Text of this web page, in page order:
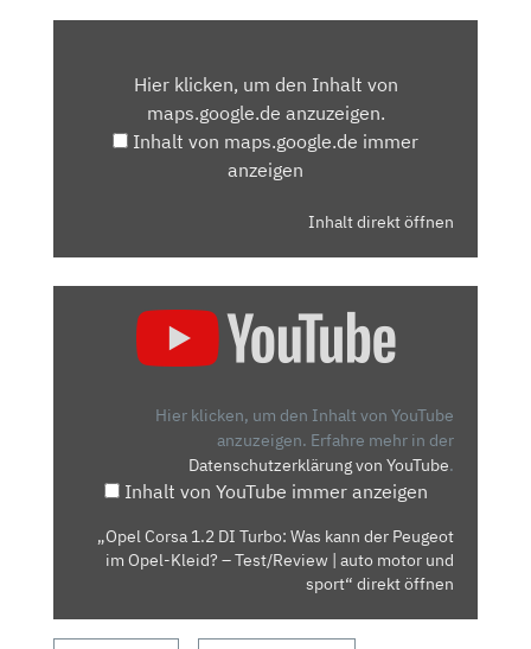
MAPS.GOOGLE.DEHier klicken, um den Inhalt von
maps.google.de anzuzeigen.
Inhalt von maps.google.de immer
anzeigen
Inhalt direkt öffnen
PEUGEOT
–
Hier klicken, um den Inhalt von YouTube
anzuzeigen. Erfahre mehr in der
Datenschutzerklärung von YouTube.
Inhalt von YouTube immer anzeigen
„Opel Corsa 1.2 DI Turbo: Was kann der Peugeot
im Opel-Kleid? – Test/Review | auto motor und
sport“ direkt öffnen